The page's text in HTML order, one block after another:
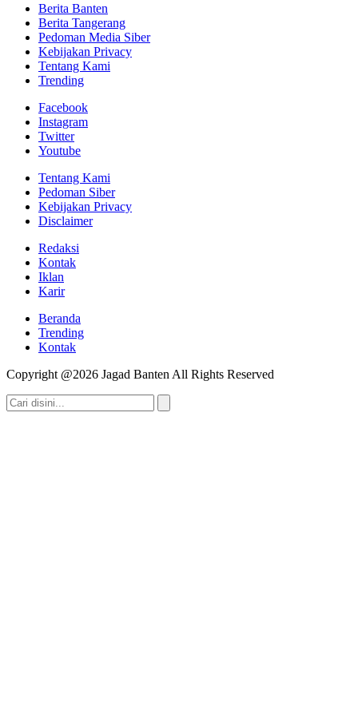
Berita Banten
Berita Tangerang
Pedoman Media Siber
Kebijakan Privacy
Tentang Kami
Trending
Facebook
Instagram
Twitter
Youtube
Tentang Kami
Pedoman Siber
Kebijakan Privacy
Disclaimer
Redaksi
Kontak
Iklan
Karir
Beranda
Trending
Kontak
Copyright @2026 Jagad Banten All Rights Reserved